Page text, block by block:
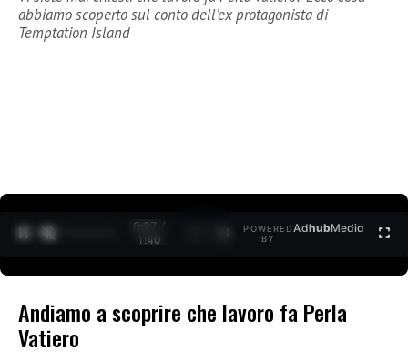
abbiamo scoperto sul conto dell’ex protagonista di
Temptation Island
0:28 /
1:40
POWERED
BY
AdhubMedia
Andiamo a scoprire che lavoro fa Perla
Vatiero